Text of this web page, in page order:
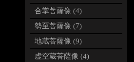
合掌菩薩像 (4)
勢至菩薩像 (7)
地蔵菩薩像 (9)
虚空蔵菩薩像 (4)